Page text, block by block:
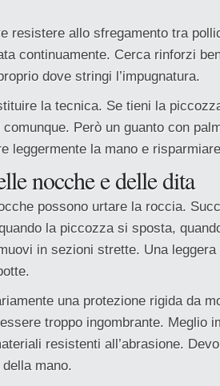
resistere allo sfregamento tra
continuamente. Cerca rinforzi
dove stringi l’impugnatura.
la tecnica. Se tieni la
Però un guanto con
leggermente la mano e
nocche e delle dita
possono urtare la roccia.
la piccozza si sposta,
in sezioni strette. Una
una protezione rigida da
troppo ingombrante. Meglio
resistenti all’abrasione.
mano.